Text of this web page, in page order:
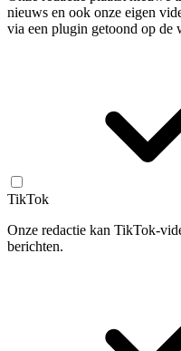
nieuws en ook onze eigen
via een plugin getoond op de
TikTok
Onze redactie kan TikTok-
berichten.